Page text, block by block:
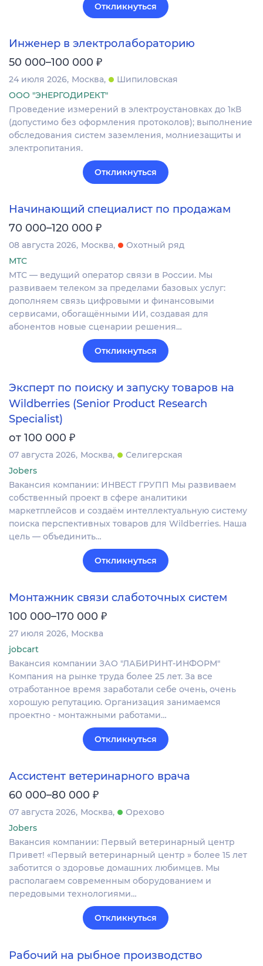
Откликнуться
Инженер в электролабораторию
50 000–100 000 ₽
24 июля 2026 Москва
Шипиловская
ООО "ЭНЕРГОДИРЕКТ"
Проведение измерений в электроустановках до 1кВ
(допустимо без оформления протоколов); выполнение
обследования систем заземления, молниезащиты и
электропитания.
Откликнуться
Начинающий специалист по продажам
70 000–120 000 ₽
08 августа 2026 Москва
Охотный ряд
МТС
МТС — ведущий оператор связи в России. Мы
развиваем телеком за пределами базовых услуг:
дополняем связь цифровыми и финансовыми
сервисами, обогащёнными ИИ, создавая для
абонентов новые сценарии решения…
Откликнуться
Эксперт по поиску и запуску товаров на
Wildberries (Senior Product Research
Specialist)
от 100 000 ₽
07 августа 2026 Москва
Селигерская
Jobers
Вакансия компании: ИНВЕСТ ГРУПП Мы развиваем
собственный проект в сфере аналитики
маркетплейсов и создаём интеллектуальную систему
поиска перспективных товаров для Wildberries. Наша
цель — объединить…
Откликнуться
Монтажник связи слаботочных систем
100 000–170 000 ₽
27 июля 2026 Москва
jobcart
Вакансия компании ЗАО "ЛАБИРИНТ-ИНФОРМ"
Компания на рынке труда более 25 лет. За все
отработанное время заработали себе очень, очень
хорошую репутацию. Организация занимаемся
проектно - монтажными работами…
Откликнуться
Ассистент ветеринарного врача
60 000–80 000 ₽
07 августа 2026 Москва
Орехово
Jobers
Вакансия компании: Первый ветеринарный центр
Привет! «Первый ветеринарный центр » более 15 лет
заботится о здоровье домашних любимцев. Мы
располагаем современным оборудованием и
передовыми технологиями…
Откликнуться
Рабочий на рыбное производство